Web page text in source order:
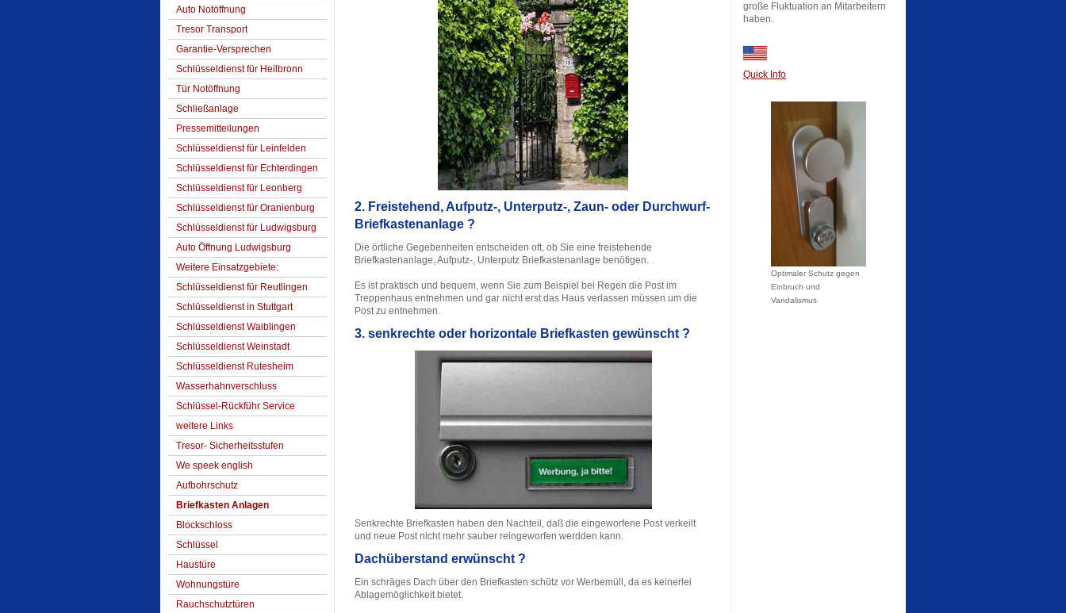
Auto Notöffnung
Tresor Transport
Garantie-Versprechen
Schlüsseldienst für Heilbronn
Tür Notöffnung
Schließanlage
Pressemitteilungen
Schlüsseldienst für Leinfelden
Schlüsseldienst für Echterdingen
Schlüsseldienst für Leonberg
Schlüsseldienst für Oranienburg
Schlüsseldienst für Ludwigsburg
Auto Öffnung Ludwigsburg
Weitere Einsatzgebiete:
Schlüsseldienst für Reutlingen
Schlüsseldienst in Stuttgart
Schlüsseldienst Waiblingen
Schlüsseldienst Weinstadt
Schlüsseldienst Rutesheim
Wasserhahnverschluss
Schlüssel-Rückführ Service
weitere Links
Tresor- Sicherheitsstufen
We speek english
Aufbohrschutz
Briefkasten Anlagen
Blockschloss
Schlüssel
Haustüre
Wohnungstüre
Rauchschutztüren
2. Freistehend, Aufputz-, Unterputz-, Zaun- oder Durchwurf-
Briefkastenanlage ?
Die örtliche Gegebenheiten entscheiden oft, ob Sie eine freistehende
Briefkastenanlage, Aufputz-, Unterputz Briefkastenanlage benötigen.
Es ist praktisch und bequem, wenn Sie zum Beispiel bei Regen die Post im
Treppenhaus entnehmen und gar nicht erst das Haus verlassen müssen um die
Post zu entnehmen.
3. senkrechte oder horizontale Briefkasten gewünscht ?
Senkrechte Briefkasten haben den Nachteil, daß die eingeworfene Post verkeilt
und neue Post nicht mehr sauber reingeworfen werdden kann.
Dachüberstand erwünscht ?
Ein schräges Dach über den Briefkasten schütz vor Werbemüll, da es keinerlei
Ablagemöglichkeit bietet.
große Fluktuation an Mitarbeitern
haben.
Quick Info
Optimaler Schutz gegen
Einbruch und
Vandalismus